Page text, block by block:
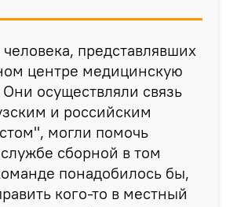
представлявших
центре медицинскую
осуществляли связь
и российским
могли помочь
сборной в том
понадобилось бы,
кого-то в местный